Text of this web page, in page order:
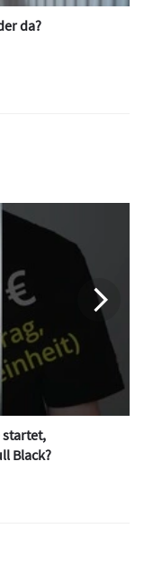
da?
startet,
Black?